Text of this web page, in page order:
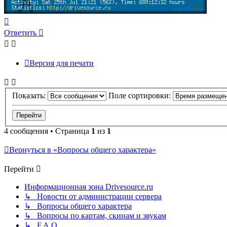
к
началу
Ответить
Версия для печати
Показать: Поле сортировки:
4 сообщения • Страница 1 из 1
Вернуться в «Вопросы общего характера»
Перейти
Информационная зона Drivesource.ru
↳ Новости от администрации сервера
↳ Вопросы общего характера
↳ Вопросы по картам, скинам и звукам